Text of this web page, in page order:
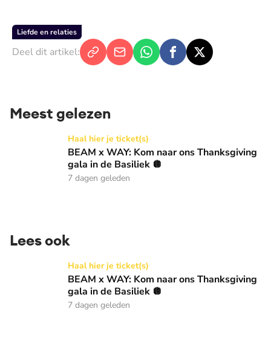
Liefde en relaties
Deel dit artikel:
Meest gelezen
BEAM x WAY: Kom naar ons Thanksgiving gala in de
Haal hier je ticket(s)
BEAM x WAY: Kom naar ons Thanksgiving
gala in de Basiliek 🪩
7 dagen geleden
Lees ook
BEAM x WAY: Kom naar ons Thanksgiving gala in de
Haal hier je ticket(s)
BEAM x WAY: Kom naar ons Thanksgiving
gala in de Basiliek 🪩
7 dagen geleden